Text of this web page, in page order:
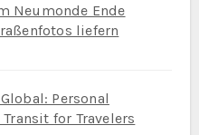
Neumonde Ende
liefern
Personal
for Travelers